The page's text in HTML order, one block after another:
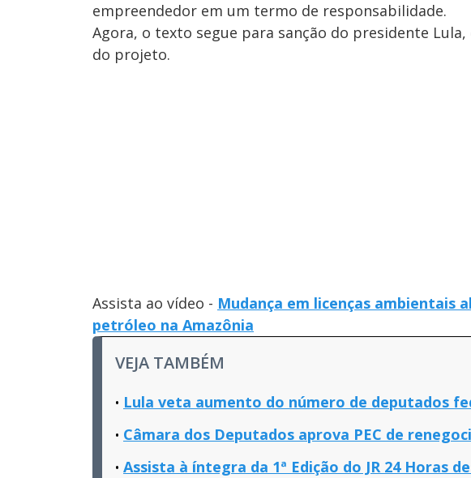
empreendedor em um termo de responsabilidade.
Agora, o texto segue para sanção do presidente
do projeto.
Assista ao vídeo - Mudança em licenças ambientais
petróleo na Amazônia
VEJA TAMBÉM
Lula veta aumento do número de deputados
Câmara dos Deputados aprova PEC de
Assista à íntegra da 1ª Edição do JR 24 Horas